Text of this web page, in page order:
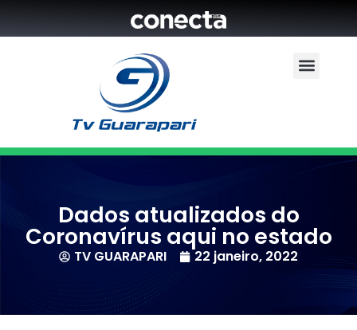
Dados atualizados do
Coronavírus aqui no estado
TV GUARAPARI 22 janeiro, 2022